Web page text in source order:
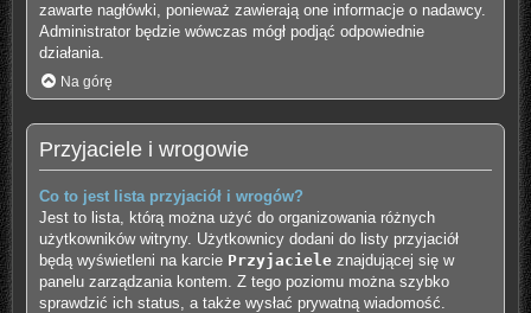
zawarte nagłówki, ponieważ zawierają one informacje o nadawcy.
Administrator będzie wówczas mógł podjąć odpowiednie
działania.
Na górę
Przyjaciele i wrogowie
Co to jest lista przyjaciół i wrogów?
Jest to lista, którą można użyć do organizowania różnych
użytkowników witryny. Użytkownicy dodani do listy przyjaciół
będą wyświetleni na karcie Przyjacieleznajdującej się w
panelu zarządzania kontem. Z tego poziomu można szybko
sprawdzić ich status, a także wysłać prywatną wiadomość.